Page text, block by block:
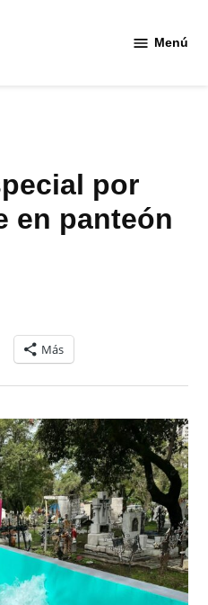
Menú
por
en panteón
Más